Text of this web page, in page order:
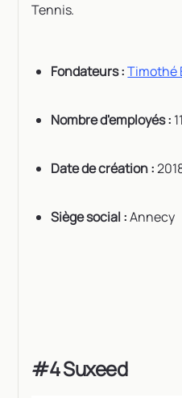
Tennis.
Fondateurs :Timothé
Nombre d'employés :
Date de création :
Siège social :Annecy
#4 Suxeed